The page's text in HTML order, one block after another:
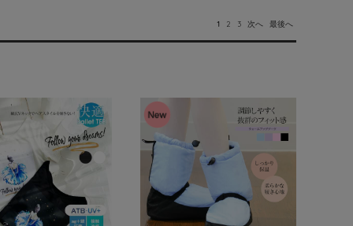
1 2 3 次へ 最後へ